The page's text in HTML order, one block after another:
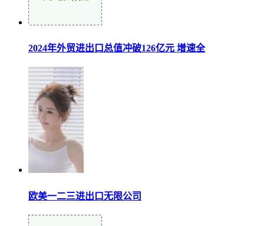
2024年外贸进出口总值冲破126亿元 增速全
欧美一二三进出口无限公司